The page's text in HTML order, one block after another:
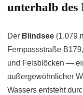
unterhalb des
Der Blindsee (1.079
Fernpassstraße
und Felsblöcken —
außergewöhnlicher
Wassers entsteht